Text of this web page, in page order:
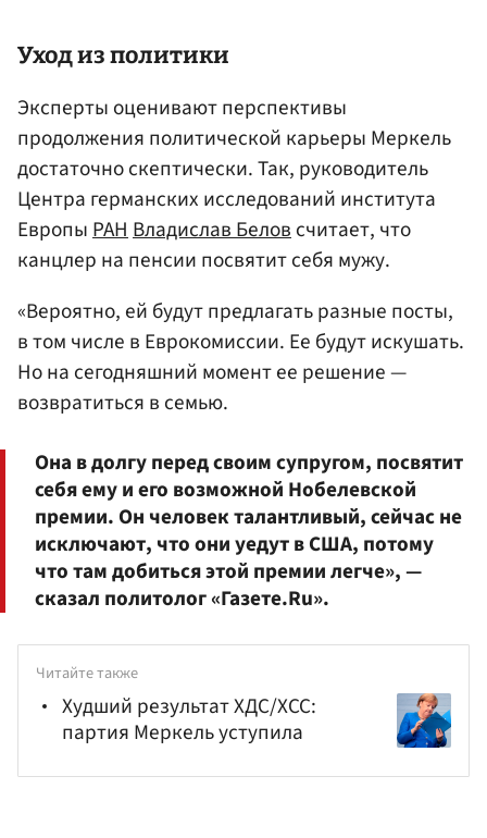
Уход из политики
Эксперты оценивают перспективы
продолжения политической карьеры Меркель
достаточно скептически. Так, руководитель
Центра германских исследований института
ЕвропыРАНВладислав Беловсчитает, что
канцлер на пенсии посвятит себя мужу.
«Вероятно, ей будут предлагать разные посты,
в том числе в Еврокомиссии. Ее будут искушать.
Но на сегодняшний момент ее решение —
возвратиться в семью.
Она в долгу перед своим супругом, посвятит
себя ему и его возможной Нобелевской
премии. Он человек талантливый, сейчас не
исключают, что они уедут в США, потому
что там добиться этой премии легче», —
сказал политолог «Газете.Ru».
Читайте также
Худший результат ХДС/ХСС:
партия Меркель уступила